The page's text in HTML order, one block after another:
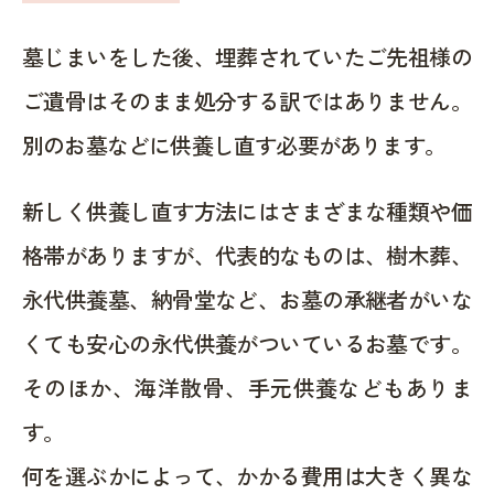
墓じまいをした後、埋葬されていたご先祖様の
ご遺骨はそのまま処分する訳ではありません。
別のお墓などに供養し直す必要があります。
新しく供養し直す方法にはさまざまな種類や価
格帯がありますが、代表的なものは、樹木葬、
永代供養墓、納骨堂など、お墓の承継者がいな
くても安心の永代供養がついているお墓です。
そのほか、海洋散骨、手元供養などもありま
す。
何を選ぶかによって、かかる費用は大きく異な